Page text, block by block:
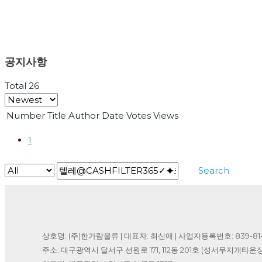
공지사항
Total 26
Number Title Author Date Votes Views
1
Search
상호명: (주)한가람물류 | 대표자: 최신애 | 사업자등록번호: 839-
주소: 대구광역시 달서구 선원로 171, 112동 201호 (성서무지개타운